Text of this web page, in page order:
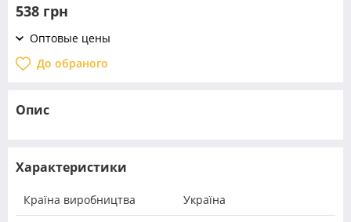
538 грн
Оптовые цены
До обраного
Опис
Характеристики
Країна виробництва Україна